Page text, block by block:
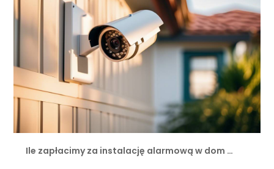
Ile zapłacimy za instalację alarmową w dom …